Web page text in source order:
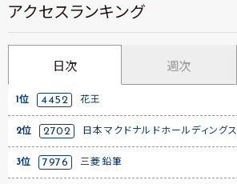
アクセスランキング
日次 週次
1位 4452 花王
2位 2702 日本マクドナルドホールディングス
3位 7976 三菱鉛筆